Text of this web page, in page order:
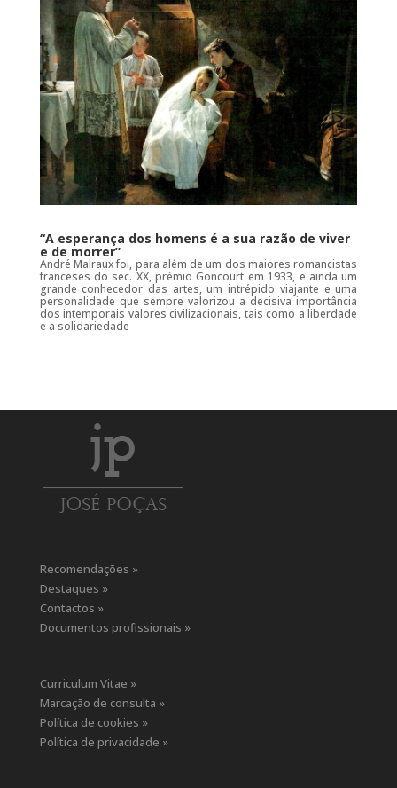
“A esperança dos homens é a sua razão de viver
e de morrer”
André Malraux foi, para além de um dos maiores romancistas
franceses do sec. XX, prémio Goncourt em 1933, e ainda um
grande conhecedor das artes, um intrépido viajante e uma
personalidade que sempre valorizou a decisiva importância
dos intemporais valores civilizacionais, tais como a liberdade
e a solidariedade
Recomendações »
Destaques »
Contactos »
Documentos profissionais »
Curriculum Vitae »
Marcação de consulta »
Política de cookies »
Política de privacidade »